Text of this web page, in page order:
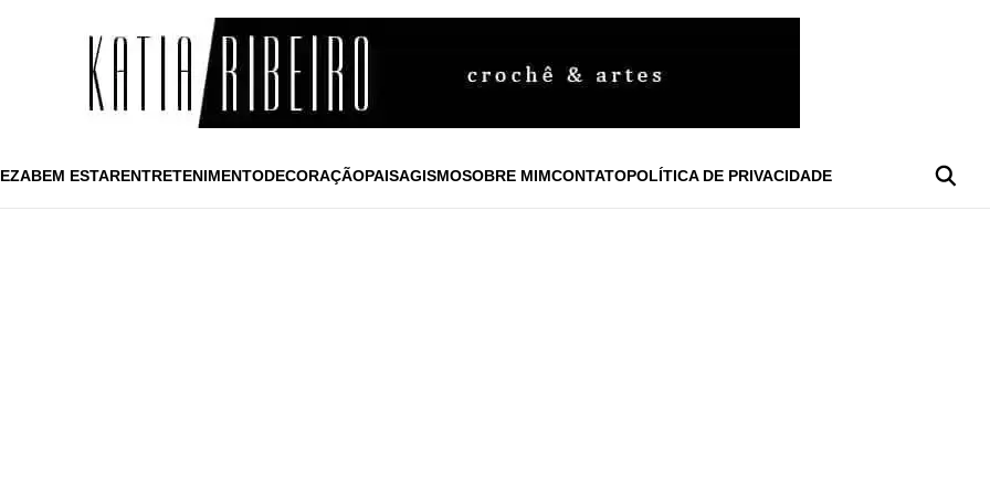
BEM ESTARENTRETENIMENTODECORAÇÃOPAISAGISMOSOBRE MIMCONTATOPOLÍTICA DE PRIVACIDADE